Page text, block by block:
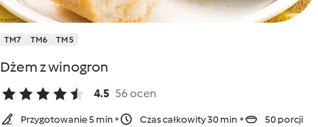
TM7 TM6 TM5
Dżem z winogron
4.5 56 ocen
Przygotowanie 5 min Czas całkowity 30 min 50 porcji